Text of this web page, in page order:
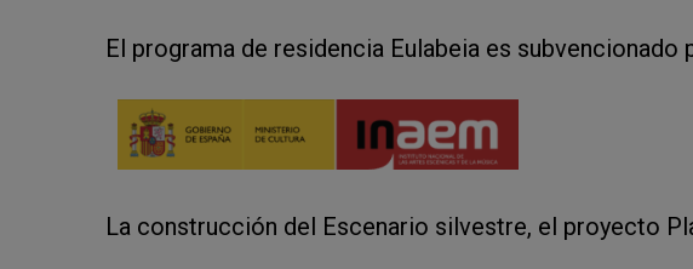
El programa de residencia Eulabeia es subvencionado
La construcción del Escenario silvestre, el proyecto